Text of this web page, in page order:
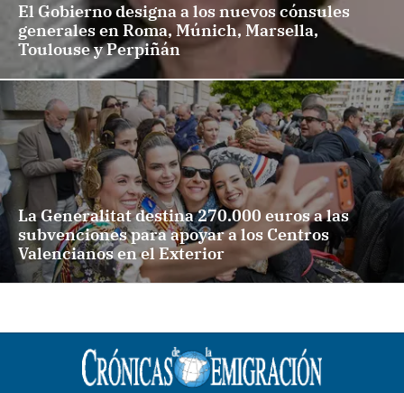
El Gobierno designa a los nuevos cónsules
generales en Roma, Múnich, Marsella,
Toulouse y Perpiñán
La Generalitat destina 270.000 euros a las
subvenciones para apoyar a los Centros
Valencianos en el Exterior